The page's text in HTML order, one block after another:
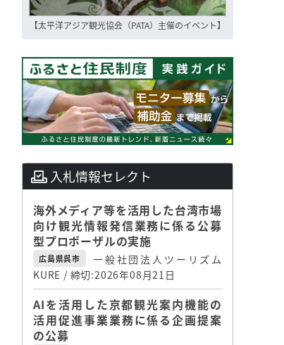
【太平洋アジア観光協会（PATA）主催のイベント】
入札情報セレクト
海外メディア等を活用した台湾市場
向け観光情報発信業務に係る公募
型プロポーザルの実施
広島県呉市
一般社団法人ツーリズム
KURE / 締切:2026年08月21日
AIを活用した京都観光案内機能の
活用促進事業業務に係る企画提案
の公募